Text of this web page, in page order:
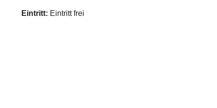
Eintritt: Eintritt frei